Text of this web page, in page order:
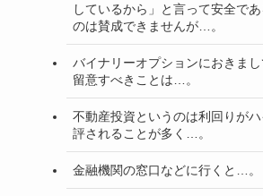
しているから」と言って安全で
のは賛成できませんが…。
バイナリーオプションにおきま
留意すべきことは…。
不動産投資というのは利回りがハ
評されることが多く…。
金融機関の窓口などに行くと…。